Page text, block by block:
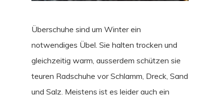
Überschuhe sind um Winter ein
notwendiges Übel. Sie halten trocken und
gleichzeitig warm, ausserdem schützen sie
teuren Radschuhe vor Schlamm, Dreck, Sand
und Salz. Meistens ist es leider auch ein